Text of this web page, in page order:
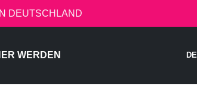
DEUTSCHLAND
WERDEN DE